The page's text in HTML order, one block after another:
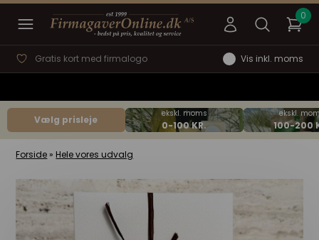
Gratis kort med firmalogo Vis inkl. moms
Vælg prisleje
Forside » Hele vores udvalg